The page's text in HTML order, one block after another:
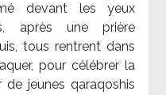
devant les yeux
après une prière
tous rentrent dans
pour célébrer la
jeunes qaraqoshis